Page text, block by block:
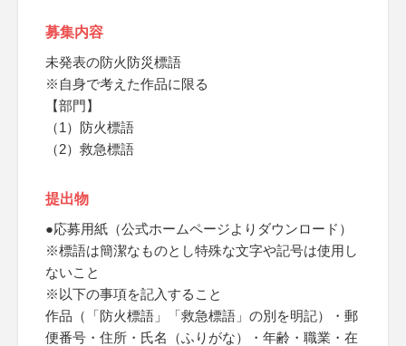
募集内容
未発表の防火防災標語
※自身で考えた作品に限る
【部門】
（1）防火標語
（2）救急標語
提出物
●応募用紙（公式ホームページよりダウンロード）
※標語は簡潔なものとし特殊な文字や記号は使用し
ないこと
※以下の事項を記入すること
作品（「防火標語」「救急標語」の別を明記）・郵
便番号・住所・氏名（ふりがな）・年齢・職業・在